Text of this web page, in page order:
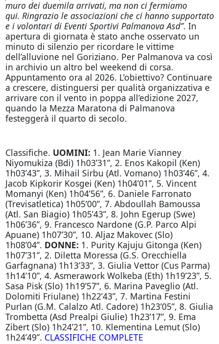
muro dei duemila arrivati, ma non ci fermiamo
qui. Ringrazio le associazioni che ci hanno supportato
e i volontari di Eventi Sportivi Palmanova Asd”. In
apertura di giornata è stato anche osservato un
minuto di silenzio per ricordare le vittime
dell’alluvione nel Goriziano. Per Palmanova va così
in archivio un altro bel weekend di corsa.
Appuntamento ora al 2026. L’obiettivo? Continuare
a crescere, distinguersi per qualità organizzativa e
arrivare con il vento in poppa all’edizione 2027,
quando la Mezza Maratona di Palmanova
festeggerà il quarto di secolo.
Classifiche. UOMINI: 1. Jean Marie Vianney
Niyomukiza (Bdi) 1h03’31”, 2. Enos Kakopil (Ken)
1h03’43”, 3. Mihail Sirbu (Atl. Vomano) 1h03’46”, 4.
Jacob Kipkorir Kosgei (Ken) 1h04’01”, 5. Vincent
Momanyi (Ken) 1h04’56”, 6. Daniele Farronato
(Trevisatletica) 1h05’00”, 7. Abdoullah Bamoussa
(Atl. San Biagio) 1h05’43”, 8. John Egerup (Swe)
1h06’36”, 9. Francesco Nardone (G.P. Parco Alpi
Apuane) 1h07’30”, 10. Aljaz Makovec (Slo)
1h08’04”. DONNE: 1. Purity Kajuju Gitonga (Ken)
1h07’31”, 2. Diletta Moressa (G.S. Orecchiella
Garfagnana) 1h13’33”, 3. Giulia Vettor (Cus Parma)
1h14’10”, 4. Asmerawork Wolkeba (Eth) 1h19’23”, 5.
Sasa Pisk (Slo) 1h19’57”, 6. Marina Paveglio (Atl.
Dolomiti Friulane) 1h22’43”, 7. Martina Festini
Purlan (G.M. Calalzo Atl. Cadore) 1h23’05”, 8. Giulia
Trombetta (Asd Prealpi Giulie) 1h23’17”, 9. Ema
Zibert (Slo) 1h24’21”, 10. Klementina Lemut (Slo)
1h24’49”. CLASSIFICHE COMPLETE